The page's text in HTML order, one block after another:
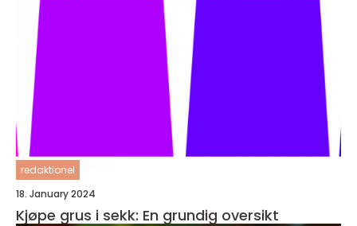
redaktionel
18. January 2024
Kjøpe grus i sekk: En grundig oversikt